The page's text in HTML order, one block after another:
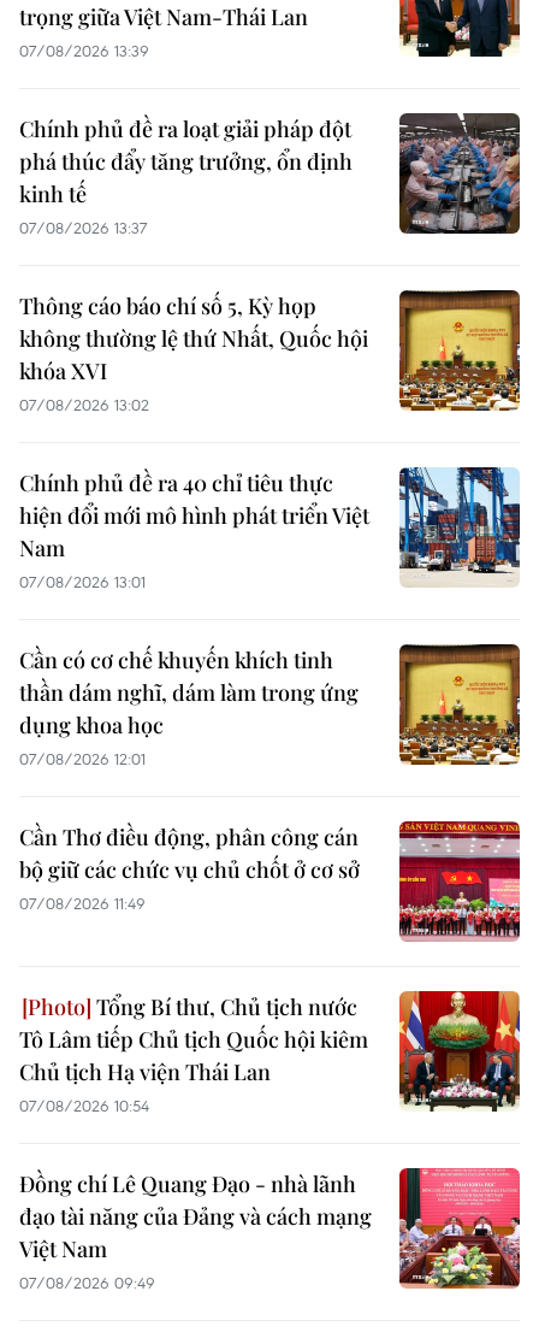
trọng giữa Việt Nam-Thái Lan
07/08/2026 13:39
Chính phủ đề ra loạt giải pháp đột
phá thúc đẩy tăng trưởng, ổn định
kinh tế
07/08/2026 13:37
Thông cáo báo chí số 5, Kỳ họp
không thường lệ thứ Nhất, Quốc hội
khóa XVI
07/08/2026 13:02
Chính phủ đề ra 40 chỉ tiêu thực
hiện đổi mới mô hình phát triển Việt
Nam
07/08/2026 13:01
Cần có cơ chế khuyến khích tinh
thần dám nghĩ, dám làm trong ứng
dụng khoa học
07/08/2026 12:01
Cần Thơ điều động, phân công cán
bộ giữ các chức vụ chủ chốt ở cơ sở
07/08/2026 11:49
Tổng Bí thư, Chủ tịch nước
Tô Lâm tiếp Chủ tịch Quốc hội kiêm
Chủ tịch Hạ viện Thái Lan
07/08/2026 10:54
Đồng chí Lê Quang Đạo - nhà lãnh
đạo tài năng của Đảng và cách mạng
Việt Nam
07/08/2026 09:49